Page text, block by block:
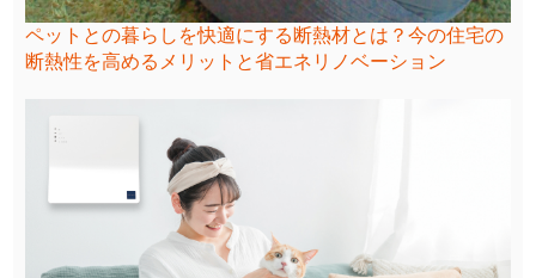
ペットとの暮らしを快適にする断熱材とは？今の住宅の
断熱性を高めるメリットと省エネリノベーション